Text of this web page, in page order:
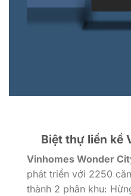
Biệt thự liền kề
Vinhomes Wonder
phát triển với 2250
thành 2 phân khu: